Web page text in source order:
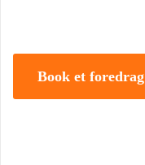
Book et foredrag